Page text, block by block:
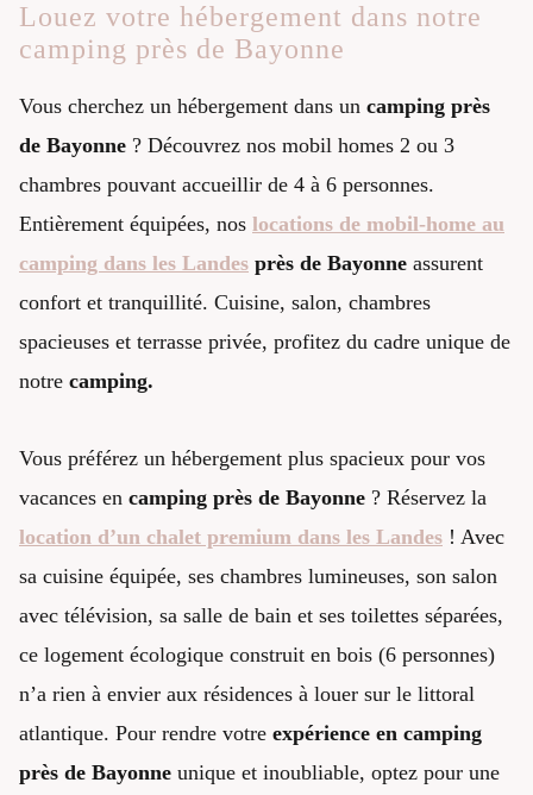
Louez votre hébergement dans notre
camping près de Bayonne
Vous cherchez un hébergement dans un camping près
de Bayonne ? Découvrez nos mobil homes 2 ou 3
chambres pouvant accueillir de 4 à 6 personnes.
Entièrement équipées, nos locations de mobil-home au
camping dans les Landes près de Bayonne assurent
confort et tranquillité. Cuisine, salon, chambres
spacieuses et terrasse privée, profitez du cadre unique de
notre camping.
Vous préférez un hébergement plus spacieux pour vos
vacances en camping près de Bayonne ? Réservez la
location d’un chalet premium dans les Landes ! Avec
sa cuisine équipée, ses chambres lumineuses, son salon
avec télévision, sa salle de bain et ses toilettes séparées,
ce logement écologique construit en bois (6 personnes)
n’a rien à envier aux résidences à louer sur le littoral
atlantique. Pour rendre votre expérience en camping
près de Bayonne unique et inoubliable, optez pour une